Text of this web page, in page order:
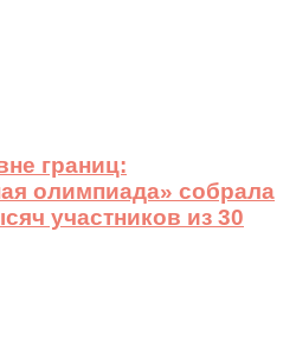
границ:
олимпиада» собрала
участников из 30